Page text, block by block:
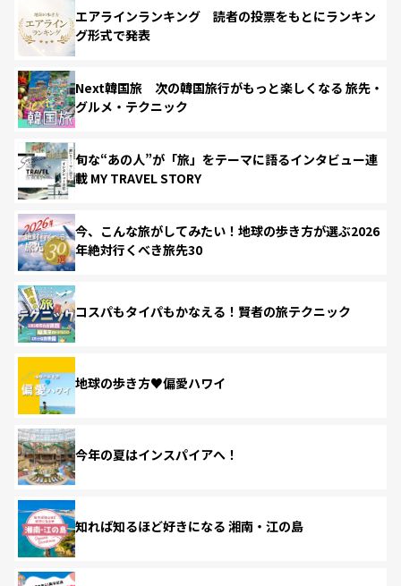
エアラインランキング 読者の投票をもとにランキン
グ形式で発表
Next韓国旅 次の韓国旅行がもっと楽しくなる 旅先・
グルメ・テクニック
旬な“あの人”が「旅」をテーマに語るインタビュー連
載 MY TRAVEL STORY
今、こんな旅がしてみたい！地球の歩き方が選ぶ2026
年絶対行くべき旅先30
コスパもタイパもかなえる！賢者の旅テクニック
地球の歩き方♥偏愛ハワイ
今年の夏はインスパイアへ！
知れば知るほど好きになる 湘南・江の島